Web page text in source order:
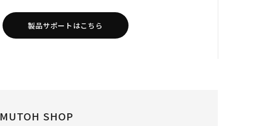
製品サポートはこちら
MUTOH SHOP